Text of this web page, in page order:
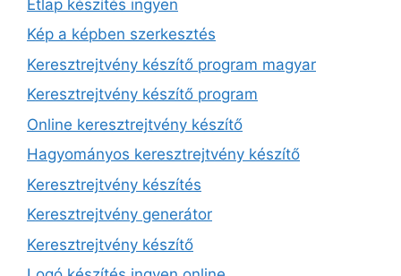
Étlap készítés ingyen
Kép a képben szerkesztés
Keresztrejtvény készítő program magyar
Keresztrejtvény készítő program
Online keresztrejtvény készítő
Hagyományos keresztrejtvény készítő
Keresztrejtvény készítés
Keresztrejtvény generátor
Keresztrejtvény készítő